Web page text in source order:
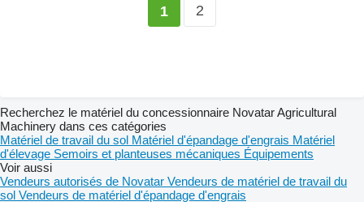
1 2
Recherchez le matériel du concessionnaire Novatar Agricultural
Machinery dans ces catégories
Matériel de travail du sol Matériel d'épandage d'engrais Matériel
d'élevage Semoirs et planteuses mécaniques Équipements
Voir aussi
Vendeurs autorisés de Novatar Vendeurs de matériel de travail du
sol Vendeurs de matériel d'épandage d'engrais